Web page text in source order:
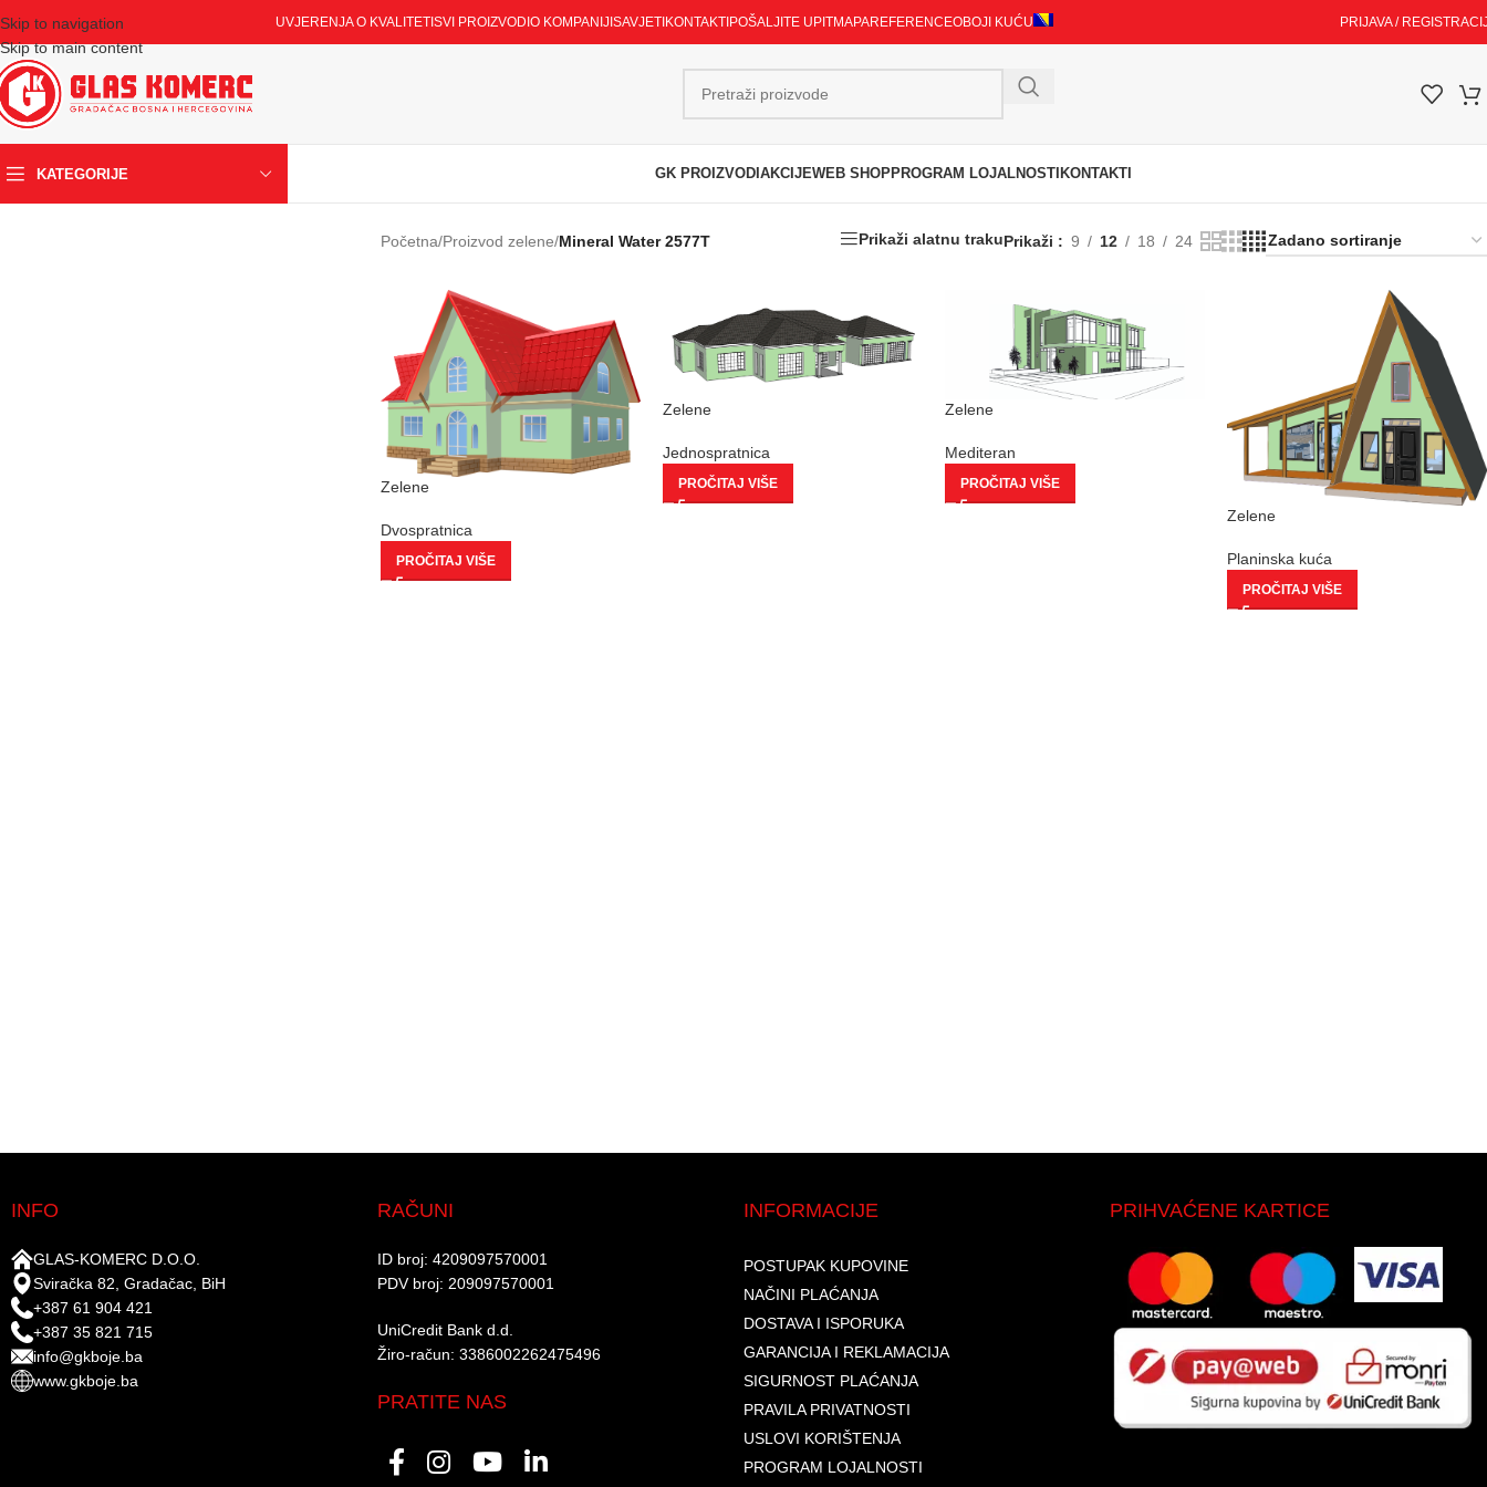
Skip to navigation
Skip to main content
UVJERENJA O KVALITETI SVI PROIZVODI O KOMPANIJI SAVJETI KONTAKTI POŠALJITE UPITMAPAREFERENCEOBOJI KUĆU PRIJAVA /
KATEGORIJE GK PROIZVODI AKCIJEWEB SHOPPROGRAM LOJALNOSTI KONTAKTI
Početna/Proizvod zelene/Mineral Water 2577T Prikaži alatnu trakuPrikaži 9 12 18 24
Zelene
Dvospratnica
PROČITAJ VIŠE
Zelene
Jednospratnica
PROČITAJ VIŠE
Zelene
Mediteran
PROČITAJ VIŠE
Zelene
Planinska kuća
PROČITAJ VIŠE
INFO
GLAS-KOMERC D.O.O.
Sviračka 82, Gradačac, BiH
+387 61 904 421
+387 35 821 715
info@gkboje.ba
www.gkboje.ba
RAČUNI
ID broj: 4209097570001​
PDV broj: 209097570001 ​
UniCredit Bank d.d.​
Žiro-račun: 3386002262475496​​
PRATITE NAS
INFORMACIJE
POSTUPAK KUPOVINE
NAČINI PLAĆANJA
DOSTAVA I ISPORUKA
GARANCIJA I REKLAMACIJA
SIGURNOST PLAĆANJA
PRAVILA PRIVATNOSTI
USLOVI KORIŠTENJA
PROGRAM LOJALNOSTI
PRIHVAĆENE KARTICE